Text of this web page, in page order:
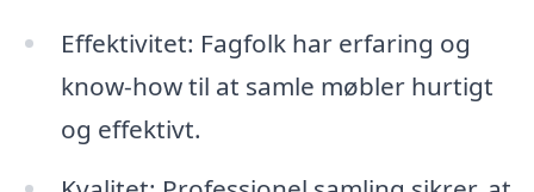
Effektivitet: Fagfolk har erfaring og
know-how til at samle møbler hurtigt
og effektivt.